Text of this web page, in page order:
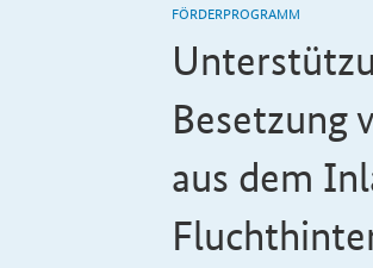
FÖRDERPROGRAMM
Besetzung
aus dem